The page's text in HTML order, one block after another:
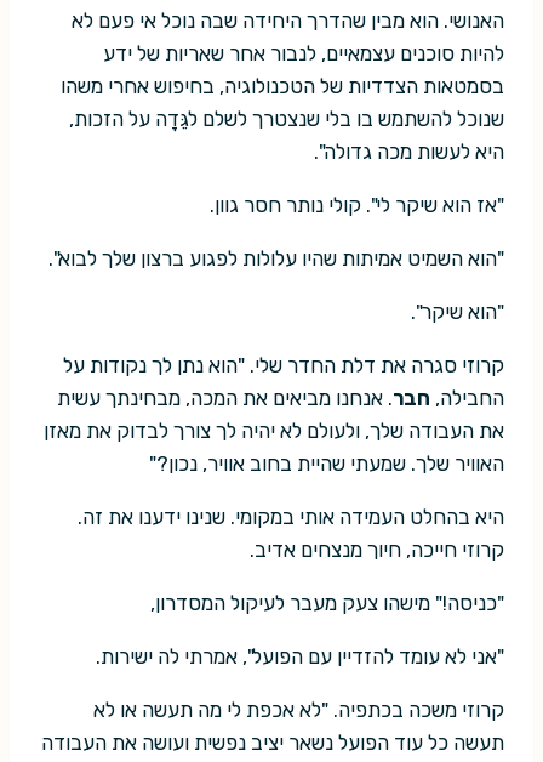
האנושי. הוא מבין שהדרך היחידה שבה נוכל אי פעם לא
להיות סוכנים עצמאיים, לנבור אחר שאריות של ידע
בסמטאות הצדדיות של הטכנולוגיה, בחיפוש אחרי משהו
שנוכל להשתמש בו בלי שנצטרך לשלם לגֵּדָה על הזכות,
היא לעשות מכה גדולה".
"אז הוא שיקר לי". קולי נותר חסר גוון.
"הוא השמיט אמיתות שהיו עלולות לפגוע ברצון שלך לבוא".
"הוא שיקר".
קרוזי סגרה את דלת החדר שלי. "הוא נתן לך נקודות על
החבילה, חבר. אנחנו מביאים את המכה, מבחינתך עשית
את העבודה שלך, ולעולם לא יהיה לך צורך לבדוק את מאזן
האוויר שלך. שמעתי שהיית בחוב אוויר, נכון?"
היא בהחלט העמידה אותי במקומי. שנינו ידענו את זה.
קרוזי חייכה, חיוך מנצחים אדיב.
"כניסה!" מישהו צעק מעבר לעיקול המסדרון,
"אני לא עומד להזדיין עם הפועל", אמרתי לה ישירות.
קרוזי משכה בכתפיה. "לא אכפת לי מה תעשה או לא
תעשה כל עוד הפועל נשאר יציב נפשית ועושה את העבודה